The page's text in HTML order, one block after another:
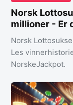
Norsk
millioner - Er
Norsk
Les
NorskeJackpot.